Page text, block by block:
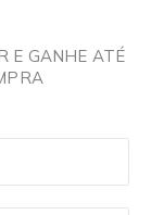
E GANHE ATÉ